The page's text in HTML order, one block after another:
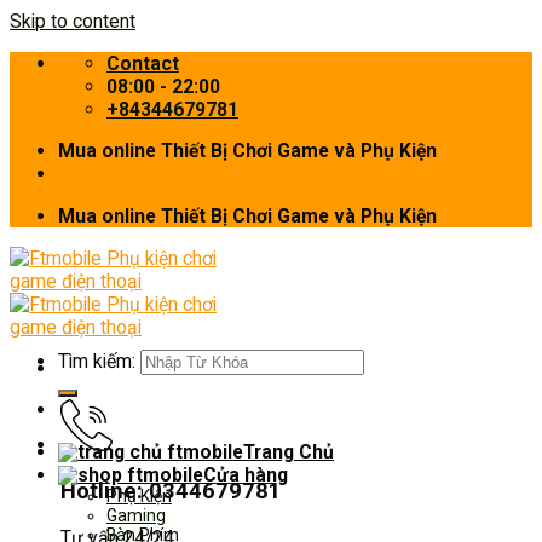
Skip to content
Contact
08:00 - 22:00
+84344679781
Mua online Thiết Bị Chơi Game và Phụ Kiện
Mua online Thiết Bị Chơi Game và Phụ Kiện
Hotline: 0344679781
Tìm kiếm:
Trang Chủ
Cửa hàng
Phụ Kiện
Gaming
Bàn Phím